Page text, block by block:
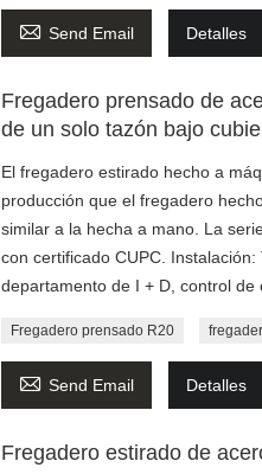
 Send Email Detalles
Fregadero prensado de
de un solo tazón bajo
El fregadero estirado hecho a
producción que el fregadero
similar a la hecha a mano. La
con certificado CUPC.
departamento de I + D, control
Fregadero prensado R20
 Send Email Detalles
Fregadero estirado de